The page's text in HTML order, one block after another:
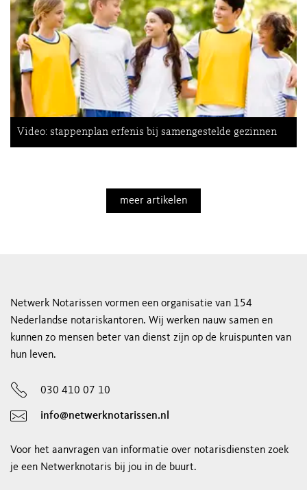
Video: stappenplan erfenis bij samengestelde gezinnen
meer artikelen
Netwerk Notarissen vormen een organisatie van 154
Nederlandse notariskantoren. Wij werken nauw samen en
kunnen zo mensen beter van dienst zijn op de kruispunten van
hun leven.
030 410 07 10
info@netwerknotarissen.nl
Voor het aanvragen van informatie over notarisdiensten zoek
je een Netwerknotaris bij jou in de buurt.